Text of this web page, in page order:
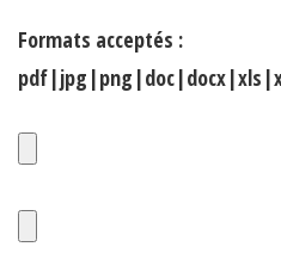
Formats acceptés :